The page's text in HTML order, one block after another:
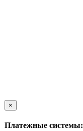
×
Платежные системы: